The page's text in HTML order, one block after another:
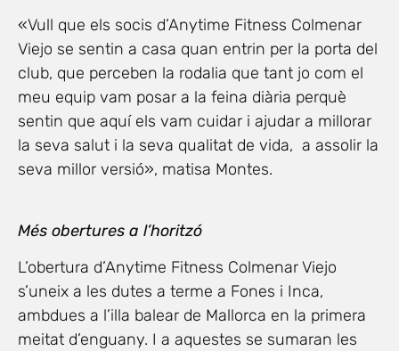
«Vull que els socis d’Anytime Fitness Colmenar
Viejo se sentin a casa quan entrin per la porta del
club, que perceben la rodalia que tant jo com el
meu equip vam posar a la feina diària perquè
sentin que aquí els vam cuidar i ajudar a millorar
la seva salut i la seva qualitat de vida, a assolir la
seva millor versió», matisa Montes.
Més obertures a l’horitzó
L’obertura d’Anytime Fitness Colmenar Viejo
s’uneix a les dutes a terme a Fones i Inca,
ambdues a l’illa balear de Mallorca en la primera
meitat d’enguany. I a aquestes se sumaran les